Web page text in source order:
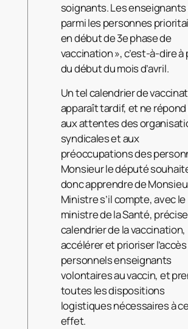
soignants. Les
parmi les personnes
en début de 3e phase de
vaccination », c’est-à-dire à
du début du mois d’avril.
Un tel calendrier de
apparaît tardif, et ne répond
aux attentes des
syndicales et aux
préoccupations des
Monsieur le député
donc apprendre de
Ministre s’il compte, avec le
ministre de la Santé,
calendrier de la vaccination,
accélérer et prioriser
personnels enseignants
volontaires au vaccin, et
toutes les dispositions
logistiques nécessaires à
effet.